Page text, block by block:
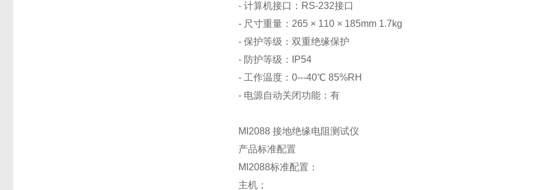
- 计算机接口：RS-232接口
- 尺寸重量：265 × 110 × 185mm 1.7kg
- 保护等级：双重绝缘保护
- 防护等级：IP54
- 工作温度：0---40℃ 85%RH
- 电源自动关闭功能：有
MI2088 接地绝缘电阻测试仪
产品标准配置
MI2088标准配置：
主机；